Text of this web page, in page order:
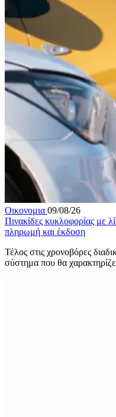
Οικονομια 09/08/26
Πινακίδες κυκλοφορίας με
πληρωμή και έκδοση
Τέλος στις χρονοβόρες
σύστημα που θα